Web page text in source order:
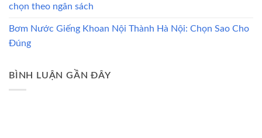
chọn theo ngân sách
Bơm Nước Giếng Khoan Nội Thành Hà Nội: Chọn Sao Cho
Đúng
BÌNH LUẬN GẦN ĐÂY